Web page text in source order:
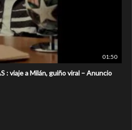
01:50
: viaje a Milán, guiño viral – Anuncio